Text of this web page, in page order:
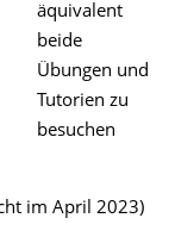
äquivalent
beide
Übungen und
Tutorien zu
besuchen
im April 2023)